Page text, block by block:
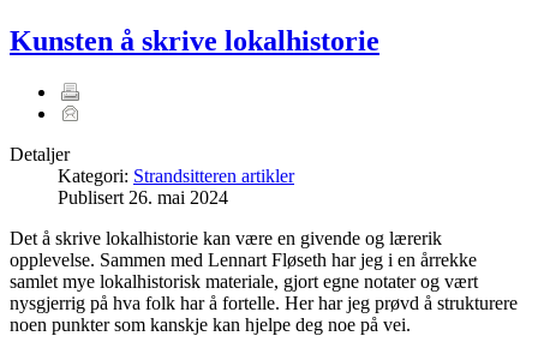
Kunsten å skrive lokalhistorie
Detaljer
Kategori: Strandsitteren artikler
Publisert 26. mai 2024
Det å skrive lokalhistorie kan være en givende og lærerik
opplevelse. Sammen med Lennart Fløseth har jeg i en årrekke
samlet mye lokalhistorisk materiale, gjort egne notater og vært
nysgjerrig på hva folk har å fortelle. Her har jeg prøvd å strukturere
noen punkter som kanskje kan hjelpe deg noe på vei.